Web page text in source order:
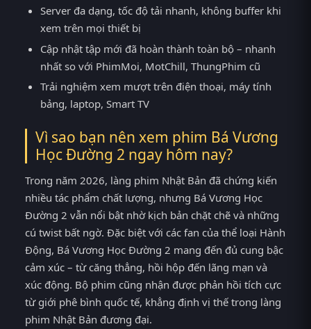
Server đa dạng, tốc độ tải nhanh, không buffer khi
xem trên mọi thiết bị
Cập nhật tập mới đã hoàn thành toàn bộ – nhanh
nhất so với PhimMoi, MotChill, ThungPhim cũ
Trải nghiệm xem mượt trên điện thoại, máy tính
bảng, laptop, Smart TV
Vì sao bạn nên xem phim Bá Vương
Học Đường 2 ngay hôm nay?
Trong năm 2026, làng phim Nhật Bản đã chứng kiến
nhiều tác phẩm chất lượng, nhưng Bá Vương Học
Đường 2 vẫn nổi bật nhờ kịch bản chặt chẽ và những
cú twist bất ngờ. Đặc biệt với các fan của thể loại Hành
Động, Bá Vương Học Đường 2 mang đến đủ cung bậc
cảm xúc – từ căng thẳng, hồi hộp đến lãng mạn và
xúc động. Bộ phim cũng nhận được phản hồi tích cực
từ giới phê bình quốc tế, khẳng định vị thế trong làng
phim Nhật Bản đương đại.